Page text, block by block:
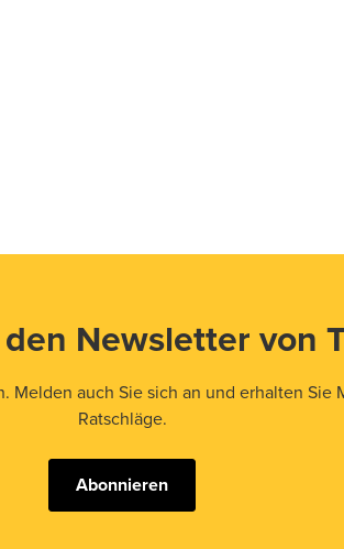
Newsletter von
auch Sie sich an und erhalten Sie
Ratschläge.
Abonnieren